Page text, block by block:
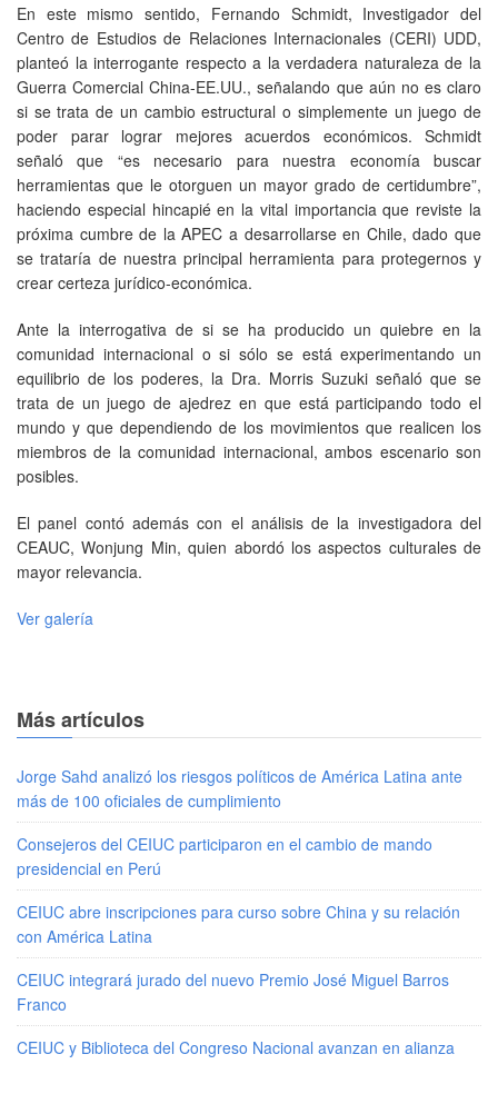
En este mismo sentido, Fernando Schmidt, Investigador del
Centro de Estudios de Relaciones Internacionales (CERI) UDD,
planteó la interrogante respecto a la verdadera naturaleza de la
Guerra Comercial China-EE.UU., señalando que aún no es claro
si se trata de un cambio estructural o simplemente un juego de
poder parar lograr mejores acuerdos económicos. Schmidt
señaló que “es necesario para nuestra economía buscar
herramientas que le otorguen un mayor grado de certidumbre”,
haciendo especial hincapié en la vital importancia que reviste la
próxima cumbre de la APEC a desarrollarse en Chile, dado que
se trataría de nuestra principal herramienta para protegernos y
crear certeza jurídico-económica.
Ante la interrogativa de si se ha producido un quiebre en la
comunidad internacional o si sólo se está experimentando un
equilibrio de los poderes, la Dra. Morris Suzuki señaló que se
trata de un juego de ajedrez en que está participando todo el
mundo y que dependiendo de los movimientos que realicen los
miembros de la comunidad internacional, ambos escenario son
posibles.
El panel contó además con el análisis de la investigadora del
CEAUC, Wonjung Min, quien abordó los aspectos culturales de
mayor relevancia.
Ver galería
Más artículos
Jorge Sahd analizó los riesgos políticos de América Latina ante
más de 100 oficiales de cumplimiento
Consejeros del CEIUC participaron en el cambio de mando
presidencial en Perú
CEIUC abre inscripciones para curso sobre China y su relación
con América Latina
CEIUC integrará jurado del nuevo Premio José Miguel Barros
Franco
CEIUC y Biblioteca del Congreso Nacional avanzan en alianza